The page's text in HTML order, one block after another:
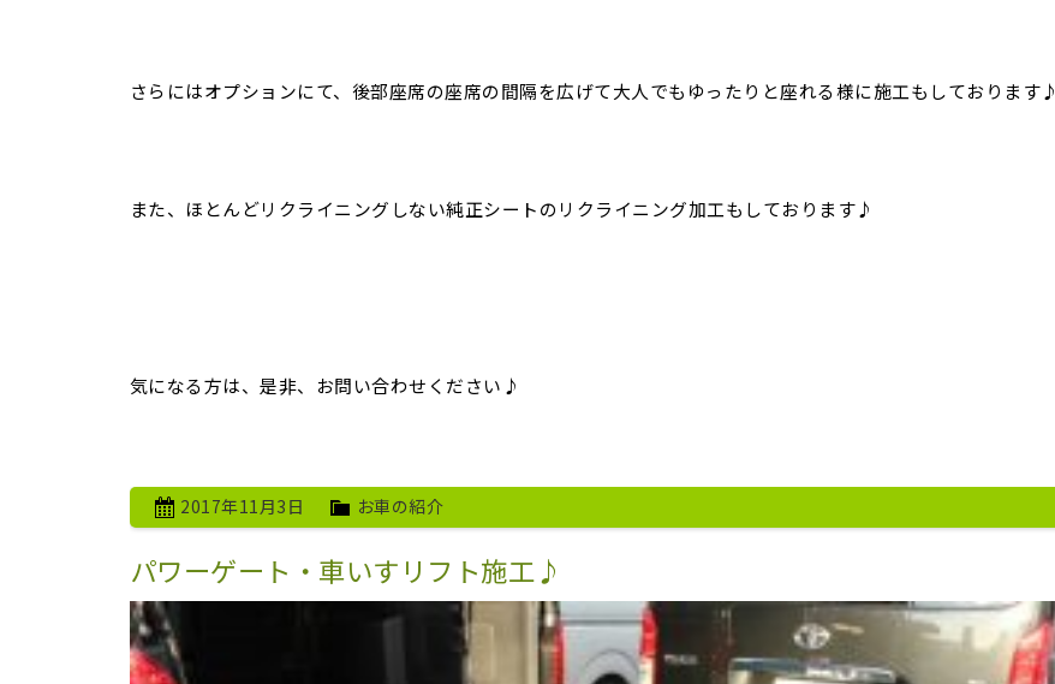
さらにはオプションにて、後部座席の座席の間隔を広げて大人でもゆったりと座れる様に施工もしております♪
また、ほとんどリクライニングしない純正シートのリクライニング加工もしております♪
気になる方は、是非、お問い合わせください♪
2017年11月3日 お車の紹介
パワーゲート・車いすリフト施工♪